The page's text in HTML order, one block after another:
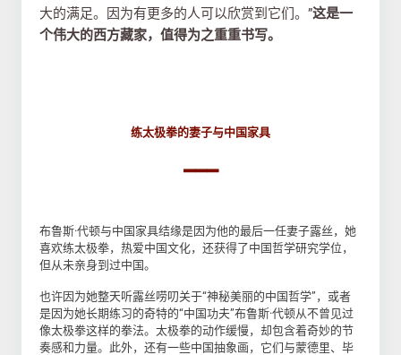
大的满足。因为有更多的人可以欣赏到它们。”这是一
个伟大的西方藏家，值得为之重重书写。
练太极拳的妻子与中国家具
▂▂▂
布鲁斯·代顿与中国家具结缘是因为他的最后一任妻子露丝，她
喜欢练太极拳，热爱中国文化，还获得了中国哲学研究学位，
但从未亲身到过中国。
也许因为她整天听露丝唠叨关于“神秘美丽的中国哲学”，或者
是因为她长期练习的奇特的“中国功夫”布鲁斯·代顿从不曾见过
像太极拳这样的拳法。太极拳的动作缓慢，却包含着奇妙的节
奏感和力量。此外，还有一些中国抽象画，它们与蒙德里、毕